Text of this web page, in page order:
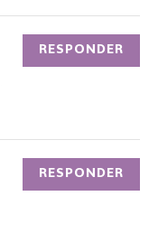
RESPONDER
RESPONDER